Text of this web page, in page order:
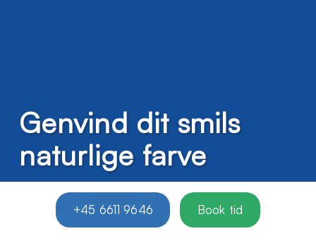
Genvind dit smils
naturlige farve
+45 6611 9646 Book tid